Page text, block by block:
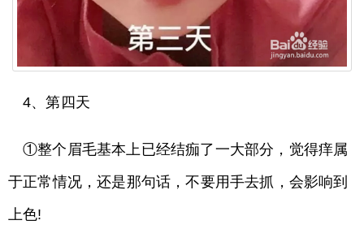
4、第四天
①整个眉毛基本上已经结痂了一大部分，觉得痒属
于正常情况，还是那句话，不要用手去抓，会影响到
上色!